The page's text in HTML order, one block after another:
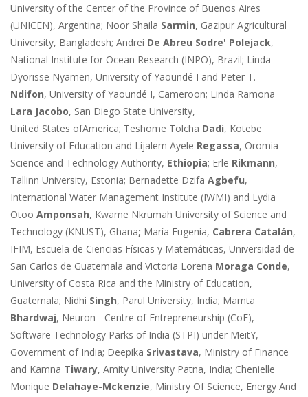
University of the Center of the Province of Buenos Aires
(UNICEN), Argentina; Noor Shaila Sarmin, Gazipur Agricultural
University, Bangladesh; Andrei De Abreu Sodre' Polejack,
National Institute for Ocean Research (INPO), Brazil; Linda
Dyorisse Nyamen, University of Yaoundé I and Peter T.
Ndifon, University of Yaoundé I, Cameroon; Linda Ramona
Lara Jacobo, San Diego State University,
United States ofAmerica; Teshome Tolcha Dadi, Kotebe
University of Education and Lijalem Ayele Regassa, Oromia
Science and Technology Authority, Ethiopia; Erle Rikmann,
Tallinn University, Estonia; Bernadette Dzifa Agbefu,
International Water Management Institute (IWMI) and Lydia
Otoo Amponsah, Kwame Nkrumah University of Science and
Technology (KNUST), Ghana; María Eugenia, Cabrera Catalán,
IFIM, Escuela de Ciencias Físicas y Matemáticas, Universidad de
San Carlos de Guatemala and Victoria Lorena Moraga Conde,
University of Costa Rica and the Ministry of Education,
Guatemala; Nidhi Singh, Parul University, India; Mamta
Bhardwaj, Neuron - Centre of Entrepreneurship (CoE),
Software Technology Parks of India (STPI) under MeitY,
Government of India; Deepika Srivastava, Ministry of Finance
and Kamna Tiwary, Amity University Patna, India; Chenielle
Monique Delahaye-Mckenzie, Ministry Of Science, Energy And